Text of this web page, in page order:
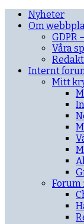
Nyheter
Om
GDPR
Våra
Internt
Mitt